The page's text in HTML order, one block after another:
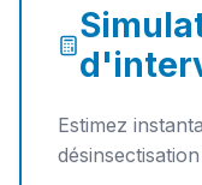
Estimez